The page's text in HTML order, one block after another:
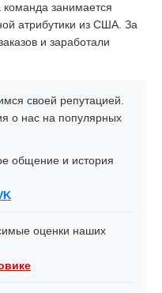
занимается
атрибутики из США. За
и заработали
своей репутацией.
о нас на популярных
общение и история
оценки наших